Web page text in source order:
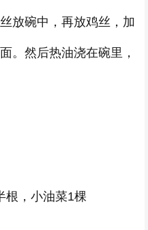
放碗中，再放鸡丝，加
。然后热油浇在碗里，
根，小油菜1棵